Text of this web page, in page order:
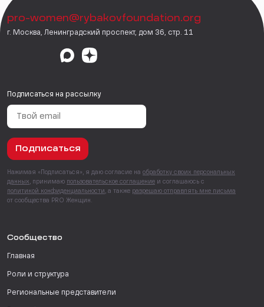
pro-women@rybakovfoundation.org
г. Москва, Ленинградский проспект, дом 36, стр. 11
Подписаться на рассылку
Подписаться
Нажимая «Подписаться», я даю согласие на обработку своих персональных
данных , принимаю пользовательское соглашение и соглашаюсь с
политикой конфиденциальности , а также разрешаю отправлять мне письма
от сообщества PRO Женщин.
Сообщество
Главная
Роли и структура
Региональные представители